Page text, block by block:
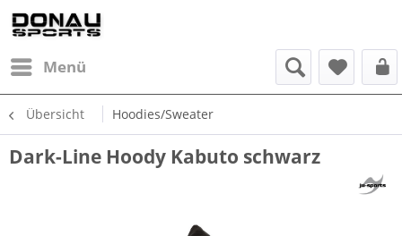
Menü
Übersicht Hoodies/Sweater
Dark-Line Hoody Kabuto schwarz